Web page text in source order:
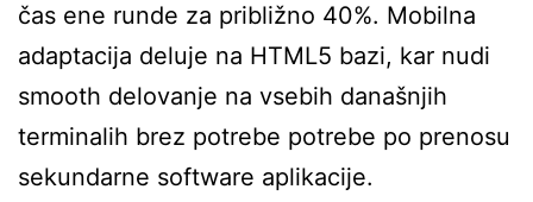
čas ene runde za približno 40%. Mobilna
adaptacija deluje na HTML5 bazi, kar nudi
smooth delovanje na vsebih današnjih
terminalih brez potrebe potrebe po prenosu
sekundarne software aplikacije.